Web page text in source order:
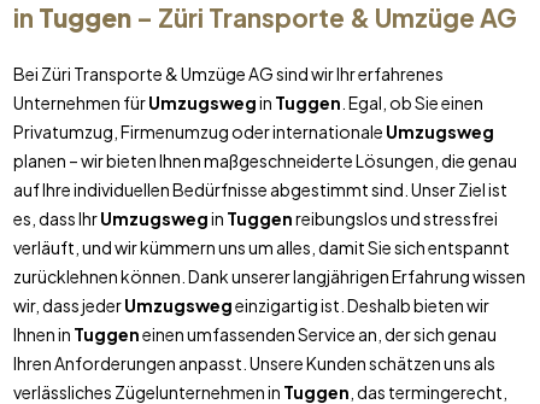
in Tuggen– Züri Transporte & Umzüge AG
Bei Züri Transporte & Umzüge AG sind wir Ihr erfahrenes
Unternehmen fürUmzugswegin Tuggen . Egal, ob Sie einen
Privatumzug, Firmenumzug oder internationale Umzugsweg
planen – wir bieten Ihnen maßgeschneiderte Lösungen, die genau
auf Ihre individuellen Bedürfnisse abgestimmt sind. Unser Ziel ist
es, dass IhrUmzugswegin Tuggenreibungslos und stressfrei
verläuft, und wir kümmern uns um alles, damit Sie sich entspannt
zurücklehnen können. Dank unserer langjährigen Erfahrung wissen
wir, dass jederUmzugswegeinzigartig ist. Deshalb bieten wir
Ihnen in Tuggeneinen umfassenden Service an, der sich genau
Ihren Anforderungen anpasst. Unsere Kunden schätzen uns als
verlässliches Zügelunternehmen in Tuggen , das termingerecht,